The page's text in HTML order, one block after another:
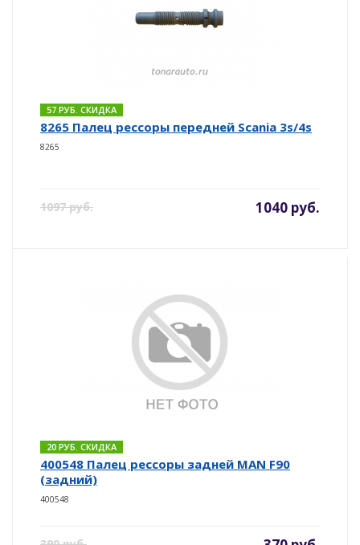
57 РУБ. СКИДКА
8265 Палец рессоры передней Scania 3s/4s
8265
1097 руб. 1040 руб.
20 РУБ. СКИДКА
400548 Палец рессоры задней MAN F90
(задний)
400548